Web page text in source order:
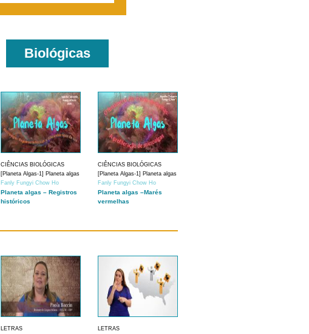
Biológicas
CIÊNCIAS BIOLÓGICAS
[Planeta Algas-1] Planeta algas
Fanly Fungyi Chow Ho
Planeta algas – Registros
históricos
CIÊNCIAS BIOLÓGICAS
[Planeta Algas-1] Planeta algas
Fanly Fungyi Chow Ho
Planeta algas –Marés
vermelhas
LETRAS
LETRAS